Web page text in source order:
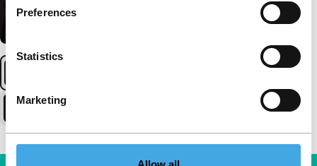
Preferences
Statistics
Marketing